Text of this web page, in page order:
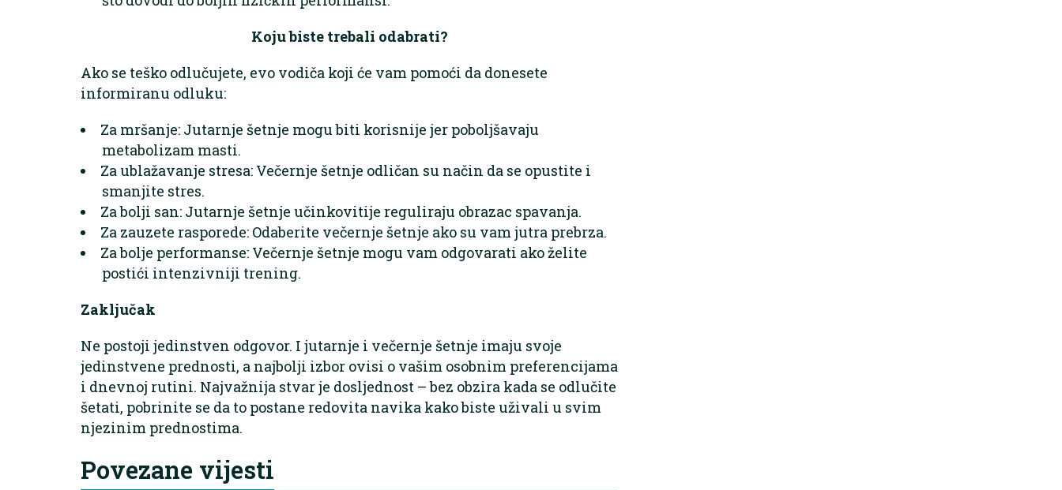
Koju biste trebali odabrati?
Ako se teško odlučujete, evo vodiča koji će vam pomoći da donesete
informiranu odluku:
Za mršanje: Jutarnje šetnje mogu biti korisnije jer poboljšavaju
metabolizam masti.
Za ublažavanje stresa: Večernje šetnje odličan su način da se opustite i
smanjite stres.
Za bolji san: Jutarnje šetnje učinkovitije reguliraju obrazac spavanja.
Za zauzete rasporede: Odaberite večernje šetnje ako su vam jutra prebrza.
Za bolje performanse: Večernje šetnje mogu vam odgovarati ako želite
postići intenzivniji trening.
Zaključak
Ne postoji jedinstven odgovor. I jutarnje i večernje šetnje imaju svoje
jedinstvene prednosti, a najbolji izbor ovisi o vašim osobnim preferencijama
i dnevnoj rutini. Najvažnija stvar je dosljednost – bez obzira kada se odlučite
šetati, pobrinite se da to postane redovita navika kako biste uživali u svim
njezinim prednostima.
Povezane vijesti